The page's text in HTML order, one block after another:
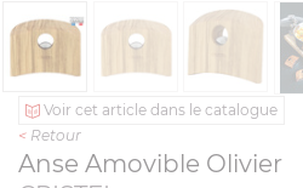
Voir cet article dans le catalogue
< Retour
Anse Amovible Olivier